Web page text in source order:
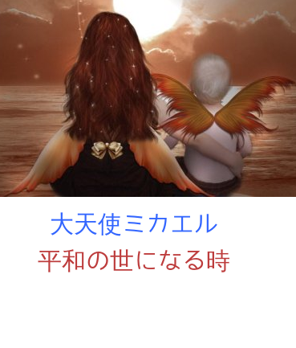
大天使ミカエル
平和の世になる時